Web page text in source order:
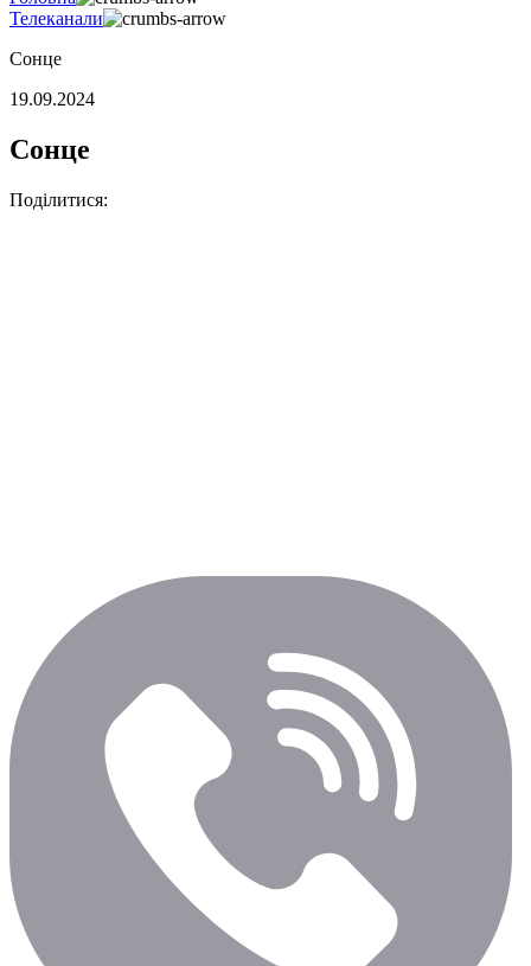
Телеканали
Сонце
19.09.2024
Сонце
Поділитися: